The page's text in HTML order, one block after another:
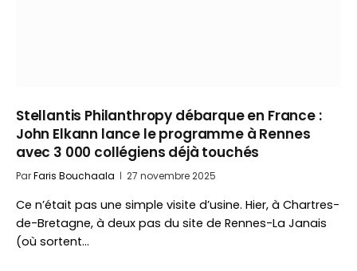
Stellantis Philanthropy débarque en France :
John Elkann lance le programme à Rennes
avec 3 000 collégiens déjà touchés
ParFaris Bouchaala 27 novembre 2025
Ce n’était pas une simple visite d’usine. Hier, à Chartres-
de-Bretagne, à deux pas du site de Rennes-La Janais
(où sortent…